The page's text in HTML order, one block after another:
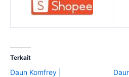
Terkait
Daun Komfrey |